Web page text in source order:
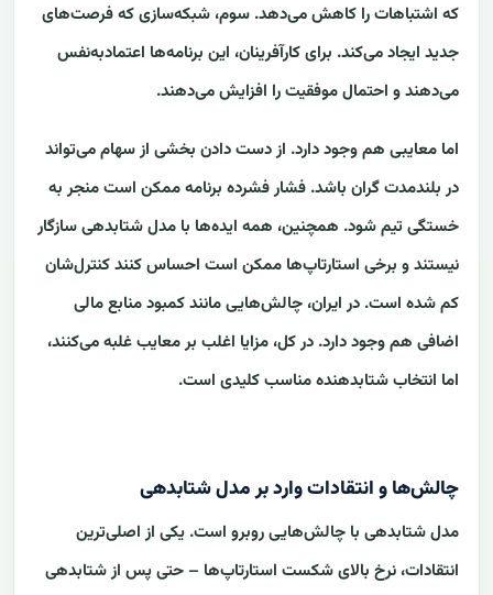
که اشتباهات را کاهش می‌دهد. سوم، شبکه‌سازی که فرصت‌های
جدید ایجاد می‌کند. برای کارآفرینان، این برنامه‌ها اعتمادبه‌نفس
می‌دهند و احتمال موفقیت را افزایش می‌دهند.
اما معایبی هم وجود دارد. از دست دادن بخشی از سهام می‌تواند
در بلندمدت گران باشد. فشار فشرده برنامه ممکن است منجر به
خستگی تیم شود. همچنین، همه ایده‌ها با مدل شتابدهی سازگار
نیستند و برخی استارتاپ‌ها ممکن است احساس کنند کنترل‌شان
کم شده است. در ایران، چالش‌هایی مانند کمبود منابع مالی
اضافی هم وجود دارد. در کل، مزایا اغلب بر معایب غلبه می‌کنند،
اما انتخاب شتابدهنده مناسب کلیدی است.
چالش‌ها و انتقادات وارد بر مدل شتابدهی
مدل شتابدهی با چالش‌هایی روبرو است. یکی از اصلی‌ترین
انتقادات، نرخ بالای شکست استارتاپ‌ها – حتی پس از شتابدهی